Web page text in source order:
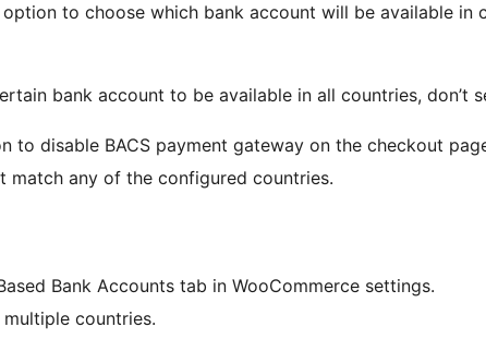
to choose which bank account will be available in
bank account to be available in all countries, don’t
to disable BACS payment gateway on the checkout
match any of the configured countries.
Bank Accounts tab in WooCommerce settings.
countries.